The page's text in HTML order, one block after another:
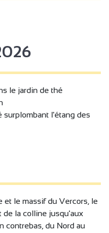
le jardin de thé
surplombant l'étang des
et le massif du Vercors, le
de la colline jusqu'aux
contrebas, du Nord au